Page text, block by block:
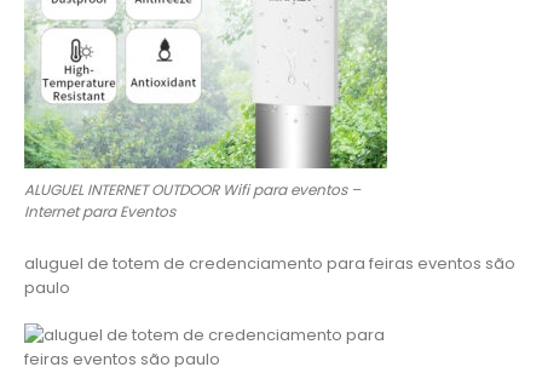
ALUGUEL INTERNET OUTDOOR Wifi para eventos –
Internet para Eventos
aluguel de totem de credenciamento para feiras eventos são
paulo